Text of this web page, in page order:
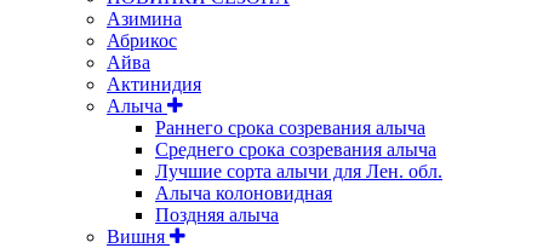
Азимина
Абрикос
Айва
Актинидия
Алыча
Раннего срока созревания алыча
Среднего срока созревания алыча
Лучшие сорта алычи для Лен. обл.
Алыча колоновидная
Поздняя алыча
Вишня